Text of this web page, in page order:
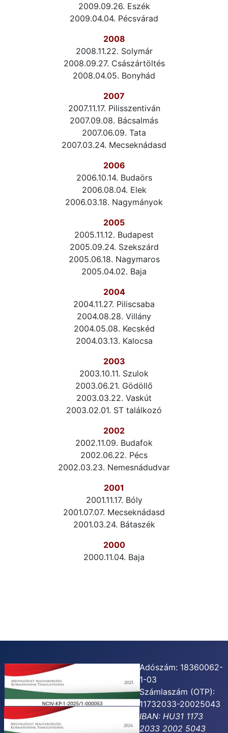
2009.09.26. Eszék
2009.04.04. Pécsvárad
2008
2008.11.22. Solymár
2008.09.27. Császártöltés
2008.04.05. Bonyhád
2007
2007.11.17. Pilisszentiván
2007.09.08. Bácsalmás
2007.06.09. Tata
2007.03.24. Mecseknádasd
2006
2006.10.14. Budaörs
2006.08.04. Elek
2006.03.18. Nagymányok
2005
2005.11.12. Budapest
2005.09.24. Szekszárd
2005.06.18. Nagymaros
2005.04.02. Baja
2004
2004.11.27. Piliscsaba
2004.08.28. Villány
2004.05.08. Kecskéd
2004.03.13. Kalocsa
2003
2003.10.11. Szulok
2003.06.21. Gödöllő
2003.03.22. Vaskút
2003.02.01. ST találkozó
2002
2002.11.09. Budafok
2002.06.22. Pécs
2002.03.23. Nemesnádudvar
2001
2001.11.17. Bóly
2001.07.07. Mecseknádasd
2001.03.24. Bátaszék
2000
2000.11.04. Baja
Adószám: 18360062-
1-03
Számlaszám (OTP):
11732033-20025043
IBAN: HU31 1173
2033 2002 5043